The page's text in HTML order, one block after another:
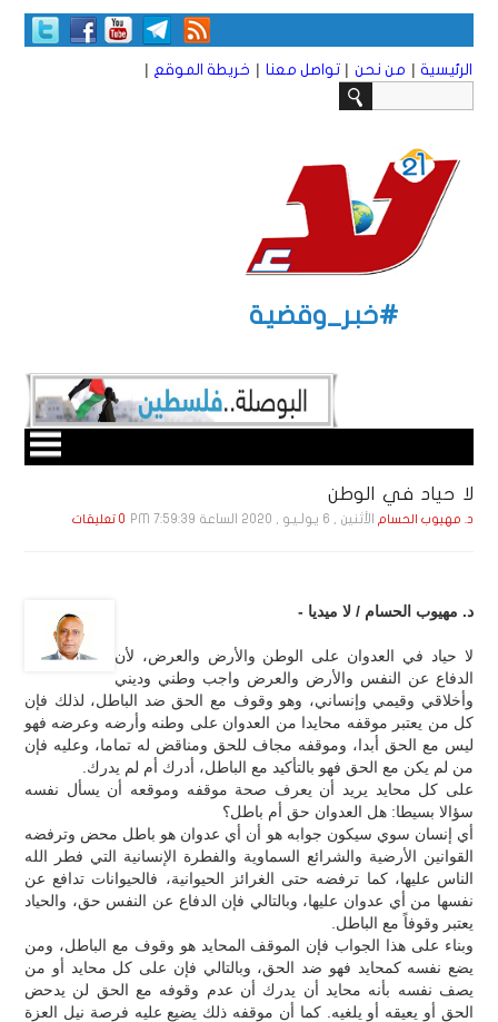
الرئيسية | من نحن | تواصل معنا | خريطة الموقع |
#خبر_وقضية
لا حياد في الوطن
د. مهيوب الحسام الأثنين , 6 يـولـيـو , 2020 الساعة 7:59:39 PM 0 تعليقات
د. مهيوب الحسام / لا ميديا -
لا حياد في العدوان على الوطن والأرض والعرض، لأن
الدفاع عن النفس والأرض والعرض واجب وطني وديني
وأخلاقي وقيمي وإنساني، وهو وقوف مع الحق ضد الباطل، لذلك فإن
كل من يعتبر موقفه محايدا من العدوان على وطنه وأرضه وعرضه فهو
ليس مع الحق أبدا، وموقفه مجاف للحق ومناقض له تماما، وعليه فإن
من لم يكن مع الحق فهو بالتأكيد مع الباطل، أدرك أم لم يدرك.
على كل محايد يريد أن يعرف صحة موقفه وموقعه أن يسأل نفسه
سؤالا بسيطا: هل العدوان حق أم باطل؟
أي إنسان سوي سيكون جوابه هو أن أي عدوان هو باطل محض وترفضه
القوانين الأرضية والشرائع السماوية والفطرة الإنسانية التي فطر الله
الناس عليها، كما ترفضه حتى الغرائز الحيوانية، فالحيوانات تدافع عن
نفسها من أي عدوان عليها، وبالتالي فإن الدفاع عن النفس حق، والحياد
يعتبر وقوفاً مع الباطل.
وبناء على هذا الجواب فإن الموقف المحايد هو وقوف مع الباطل، ومن
يضع نفسه كمحايد فهو ضد الحق، وبالتالي فإن على كل محايد أو من
يصف نفسه بأنه محايد أن يدرك أن عدم وقوفه مع الحق لن يدحض
الحق أو يعيقه أو يلغيه. كما أن موقفه ذلك يضيع عليه فرصة نيل العزة